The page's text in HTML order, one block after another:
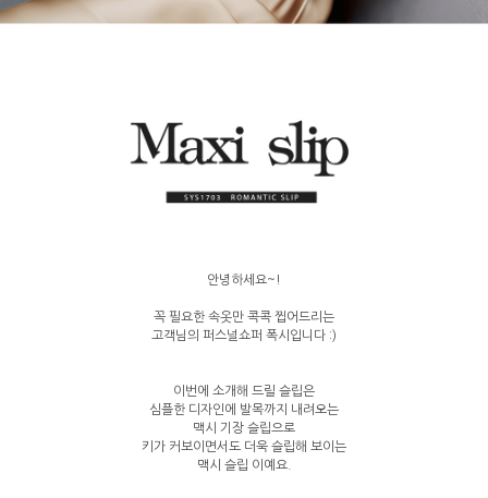
안녕하세요~!
꼭 필요한 속옷만 콕콕 찝어드리는
고객님의 퍼스널쇼퍼 폭시입니다 :)
이번에 소개해 드릴 슬립은
심플한 디자인에 발목까지 내려오는
맥시 기장 슬립으로
키가 커보이면서도 더욱 슬립해 보이는
맥시 슬립 이예요.